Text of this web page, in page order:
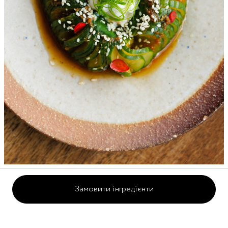
Замовити інгредієнти
Огірок з чилі-місо